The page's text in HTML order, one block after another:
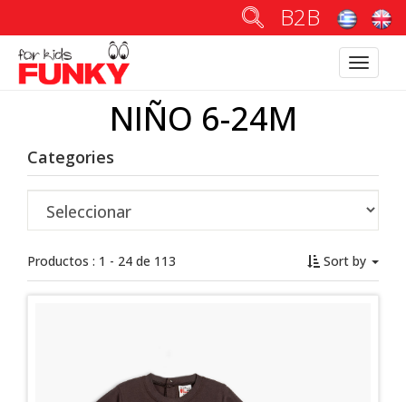
B2B
Toggle
NIÑO 6-24M
Categories
Sort by
Productos : 1 - 24 de 113